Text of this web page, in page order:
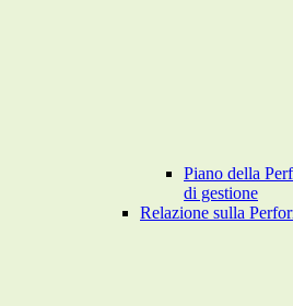
Piano della
di gestione
Relazione sulla